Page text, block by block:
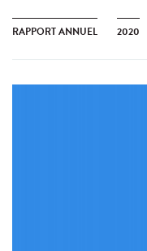
RAPPORT ANNUEL 2020